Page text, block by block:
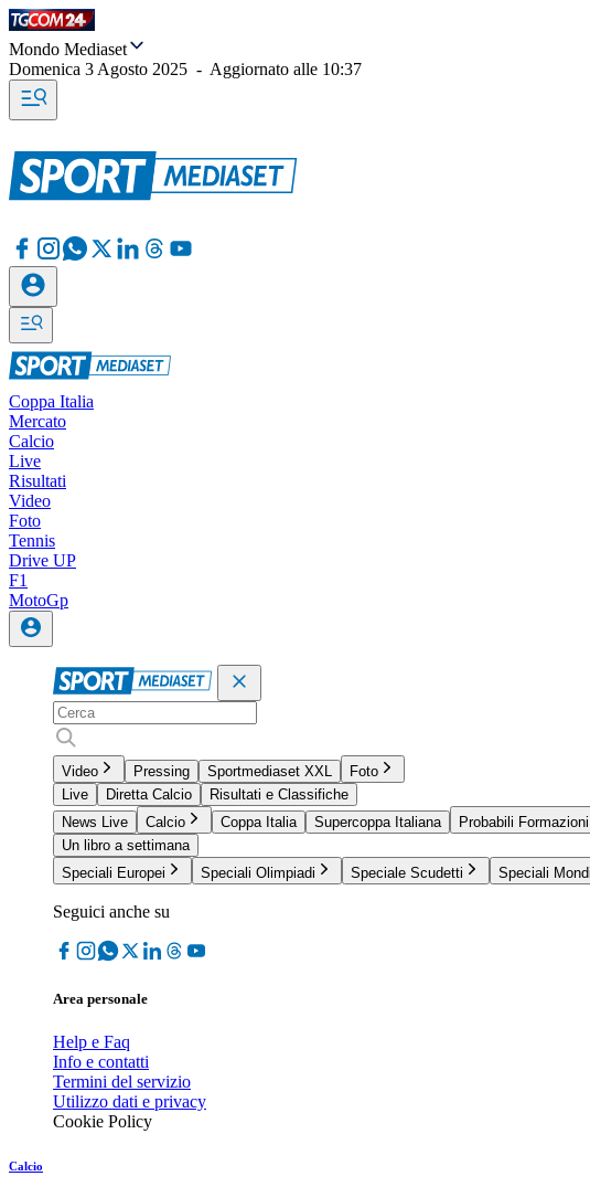
Mondo Mediaset
Domenica 3 Agosto 2025 - Aggiornato alle 10:37
Coppa Italia
Mercato
Calcio
Live
Risultati
Video
Foto
Tennis
Drive UP
F1
MotoGp
Video Pressing Sportmediaset XXL
Foto
Live
Diretta Calcio
Risultati e Classifiche
News Live
Calcio Coppa Italia Supercoppa Italiana Probabili Formazioni
Un libro a settimana
Speciali Europei
Speciali Olimpiadi Speciale Scudetti Speciali
Seguici anche su
Area personale
Help e Faq
Info e contatti
Termini del servizio
Utilizzo dati e privacy
Cookie Policy
Calcio